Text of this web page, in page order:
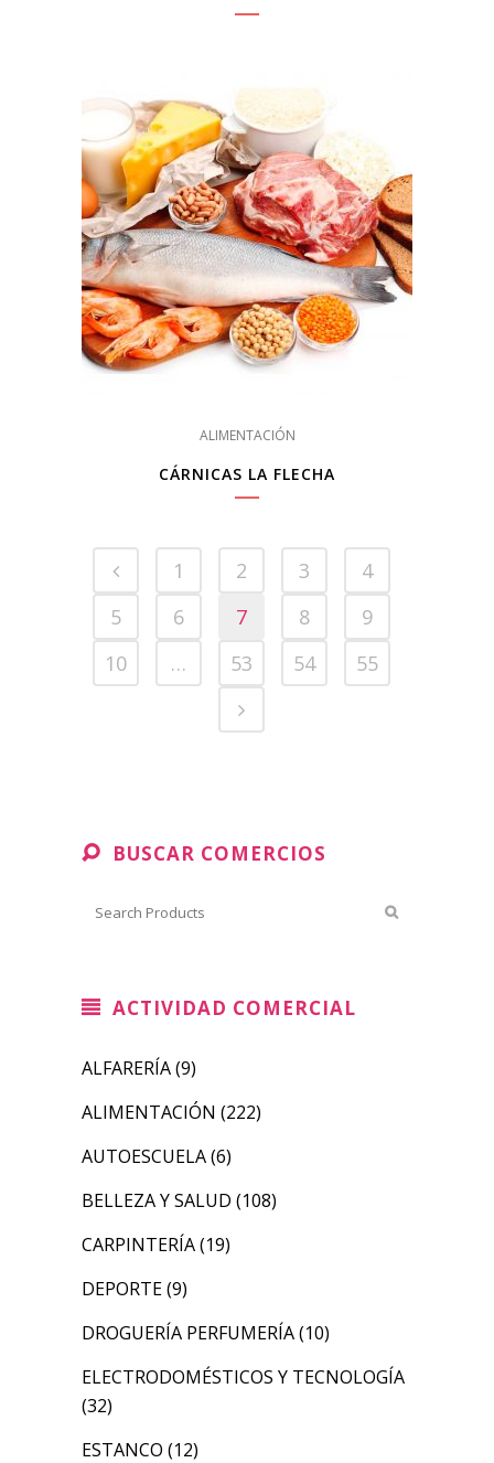
ALIMENTACIÓN
CÁRNICAS LA FLECHA
1 2 3
4
5
6 7 8
9
10
… 53 54 55
BUSCAR COMERCIOS
ACTIVIDAD COMERCIAL
ALFARERÍA(9)
ALIMENTACIÓN (222)
AUTOESCUELA(6)
BELLEZA Y SALUD (108)
CARPINTERÍA(19)
DEPORTE(9)
DROGUERÍA PERFUMERÍA(10)
ELECTRODOMÉSTICOS Y TECNOLOGÍA
(32)
ESTANCO (12)